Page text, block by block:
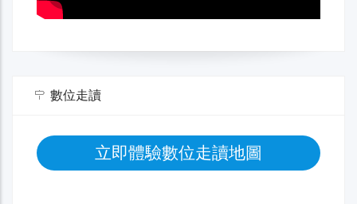
數位走讀
立即體驗數位走讀地圖